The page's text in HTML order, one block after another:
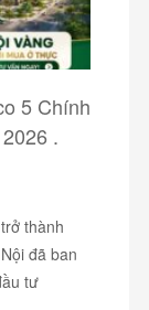
5 Chính
.
thành
đã ban
tư